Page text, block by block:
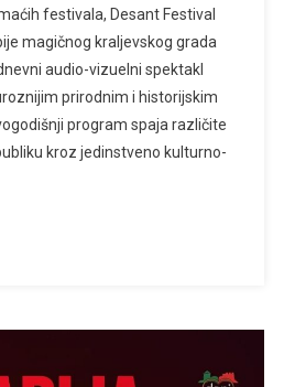
Pod
Vodopadom
U
Jajcu
festivala, Desant Festival
magičnog kraljevskog grada
audio-vizuelni spektakl
prirodnim i historijskim
program spaja različite
kroz jedinstveno kulturno-